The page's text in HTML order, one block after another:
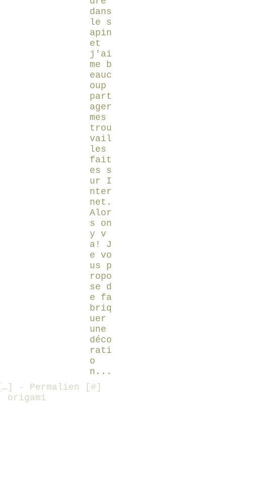
dans
le s
apin
et
j'ai
me b
eauc
oup
part
ager
mes
trou
vail
les
fait
es s
ur I
nter
net.
Alor
s on
y v
a! J
e vo
us p
ropo
se d
e fa
briq
uer
une
déco
rati
o
n...
… - Permalien [ #
origami